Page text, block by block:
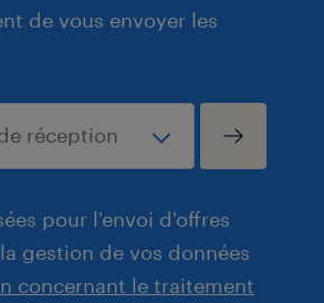
de vous envoyer les
pour l'envoi d'offres
gestion de vos données
concernant le traitement